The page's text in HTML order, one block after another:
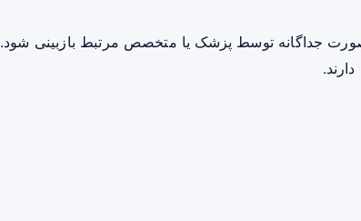
جداگانه توسط پزشک یا متخصص مرتبط بازبینی شود.